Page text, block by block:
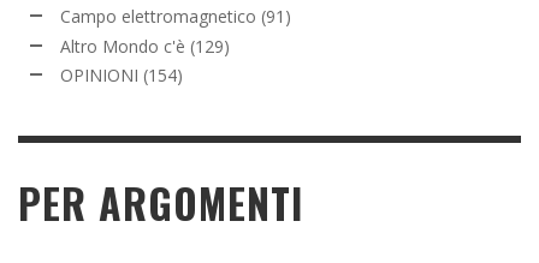
Campo elettromagnetico (91)
Altro Mondo c'è (129)
OPINIONI (154)
PER ARGOMENTI